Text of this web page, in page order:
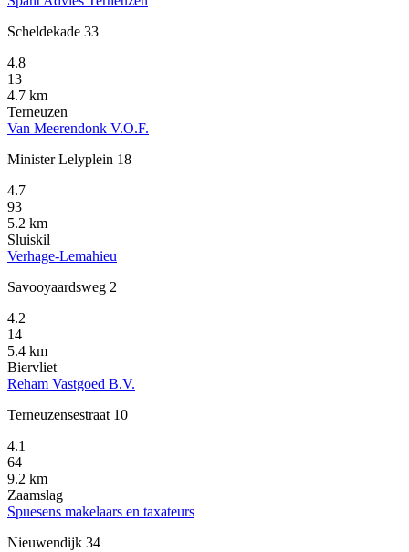
Scheldekade 33
4.8
13
4.7 km
Terneuzen
Van Meerendonk V.O.F.
Minister Lelyplein 18
4.7
93
5.2 km
Sluiskil
Verhage-Lemahieu
Savooyaardsweg 2
4.2
14
5.4 km
Biervliet
Reham Vastgoed B.V.
Terneuzensestraat 10
4.1
64
9.2 km
Zaamslag
Spuesens makelaars en taxateurs
Nieuwendijk 34